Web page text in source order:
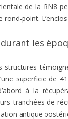
de la RN8
point.
les
structures
superficie de
à la
tranchées de
antique